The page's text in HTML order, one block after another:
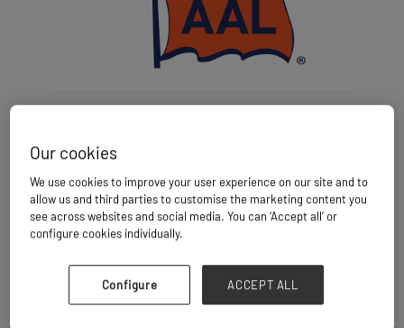
年以来，一直为石油与天然气、采矿、能源及
建筑等充满活力的行业提供极具竞争力的全球
解决方案。 按船队总载重吨位计算，我们是业
内规模最大的航运公司之一，以航次准点和可
靠性著称，是可持续长途“超大型”多用途货运服
洲、欧洲、中东、亚洲和大洋洲之间的全球主
要贸易航线，将客户的货物安全高效地运往世
Our cookies
We use cookies to improve your user experience on our site and to
allow us and third parties to customise the marketing content you
see across websites and social media. You can ‘Accept all’ or
configure cookies individually.
Configure ACCEPT ALL